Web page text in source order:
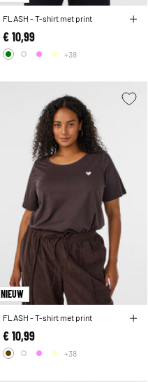
FLASH - T-shirt met print
€ 10,99
+38
NIEUW
FLASH - T-shirt met print
€ 10,99
+38